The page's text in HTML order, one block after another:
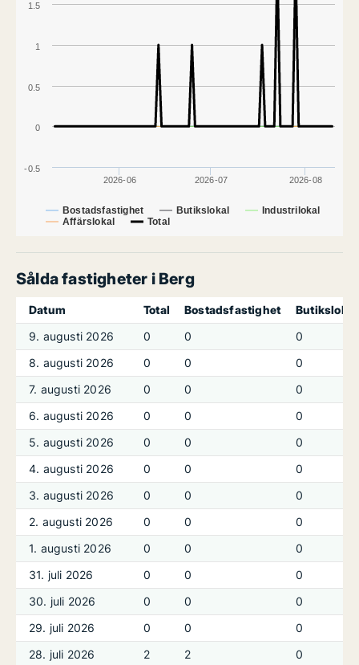
Bostadsfastighet Butikslokal
Industrilokal
Affärslokal
Total
2026-06 2026-07 2026-08
-0.5
0
0.5
1
1.5
Sålda fastigheter i Berg
Datum Total Bostadsfastighet
Butikslokal
9. augusti 2026
0 0
0
8. augusti 2026
0 0
0
7. augusti 2026
0 0
0
6. augusti 2026
0 0
0
5. augusti 2026
0 0
0
4. augusti 2026
0 0
0
3. augusti 2026
0 0
0
2. augusti 2026
0 0
0
1. augusti 2026
0 0
0
31. juli 2026
0 0
0
30. juli 2026
0 0
0
29. juli 2026
0 0
0
28. juli 2026
2 2
0